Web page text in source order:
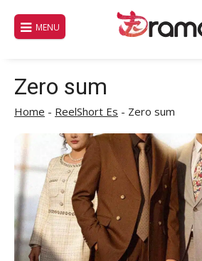
contenido
MENU
Zero sum
Home - ReelShort Es - Zero sum